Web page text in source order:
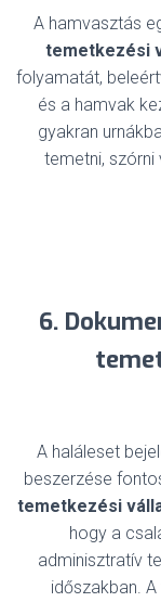
A hamvasztás
temetkezési
folyamatát,
és a hamvak
gyakran
temetni,
6.
A haláleset
beszerzése
temetkezési
hogy a
adminisztratív
időszakban.